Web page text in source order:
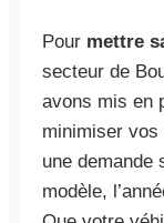
Pour mettre
secteur de
avons mis en
minimiser vos
une demande
modèle,